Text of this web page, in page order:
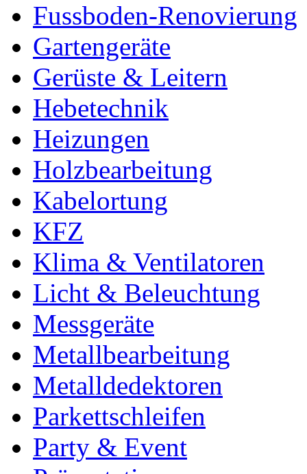
Fussboden-Renovierung
Gartengeräte
Gerüste & Leitern
Hebetechnik
Heizungen
Holzbearbeitung
Kabelortung
KFZ
Klima & Ventilatoren
Licht & Beleuchtung
Messgeräte
Metallbearbeitung
Metalldedektoren
Parkettschleifen
Party & Event